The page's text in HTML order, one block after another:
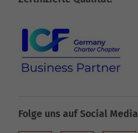
Folge uns auf Social Media